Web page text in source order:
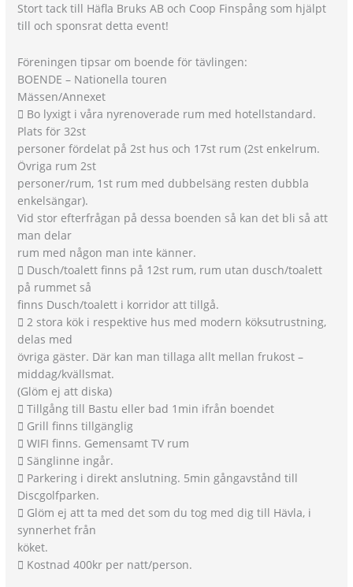
Stort tack till Häfla Bruks AB och Coop Finspång som hjälpt
till och sponsrat detta event!
Föreningen tipsar om boende för tävlingen:
BOENDE – Nationella touren
Mässen/Annexet
 Bo lyxigt i våra nyrenoverade rum med hotellstandard.
Plats för 32st
personer fördelat på 2st hus och 17st rum (2st enkelrum.
Övriga rum 2st
personer/rum, 1st rum med dubbelsäng resten dubbla
enkelsängar).
Vid stor efterfrågan på dessa boenden så kan det bli så att
man delar
rum med någon man inte känner.
 Dusch/toalett finns på 12st rum, rum utan dusch/toalett
på rummet så
finns Dusch/toalett i korridor att tillgå.
 2 stora kök i respektive hus med modern köksutrustning,
delas med
övriga gäster. Där kan man tillaga allt mellan frukost –
middag/kvällsmat.
(Glöm ej att diska)
 Tillgång till Bastu eller bad 1min ifrån boendet
 Grill finns tillgänglig
 WIFI finns. Gemensamt TV rum
 Sänglinne ingår.
 Parkering i direkt anslutning. 5min gångavstånd till
Discgolfparken.
 Glöm ej att ta med det som du tog med dig till Hävla, i
synnerhet från
köket.
 Kostnad 400kr per natt/person.